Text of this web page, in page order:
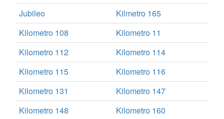
Jubileo
Kilmetro 165
Kilometro 108
Kilometro 11
Kilometro 112
Kilometro 114
Kilometro 115
Kilometro 116
Kilometro 131
Kilometro 147
Kilometro 148
Kilometro 160